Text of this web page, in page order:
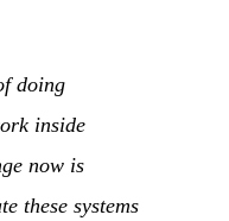
doing
inside
now is
these systems